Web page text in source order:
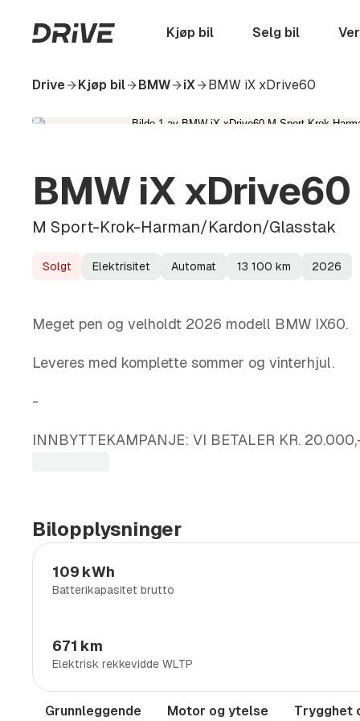
hovedinnhold
Startside Kjøp bil Selg bil
Drive Kjøp bil BMW iX BMW iX xDrive60
BMW iX xDrive60
M Sport-Krok-Harman/Kardon/Glasstak
Lagerstatus
Solgt
Drivstoff Elektrisitet
Girkasse Automat
Kilometerstand 13 100 km
Modellår 2026
Meget pen og velholdt 2026 modell BMW IX60.
Leveres med komplette sommer og vinterhjul.
-
INNBYTTEKAMPANJE: VI BETALER KR.
For ytterligere informasjon, kontakt oss gjerne
SteffenAndreasson : 930 26 262
Visning og demonstrasjon
Våre biler står utstilt både utendørs og
Bilopplysninger
Batterikapasitet brutto
109 kWh
Elektrisk rekkevidde WLTP
671 km
Grunnleggende Motor og ytelse Trygghet